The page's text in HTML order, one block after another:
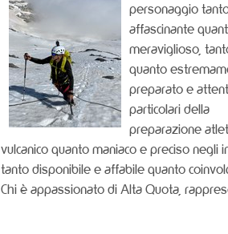
personaggio
affascinante
meraviglioso,
quanto
preparato e
particolari della
preparazione
vulcanico quanto maniaco e preciso negli
tanto disponibile e affabile quanto
Chi è appassionato di Alta Quota,